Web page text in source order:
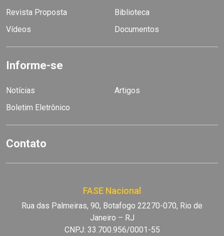
Revista Proposta
Biblioteca
Vídeos
Documentos
Informe-se
Notícias
Artigos
Boletim Eletrônico
Contato
FASE Nacional
Rua das Palmeiras, 90, Botafogo 22270-070, Rio de
Janeiro – RJ
CNPJ: 33.700.956/0001-55